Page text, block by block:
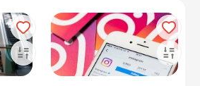
10 Вафли 8
15 Алкомаркеты 7